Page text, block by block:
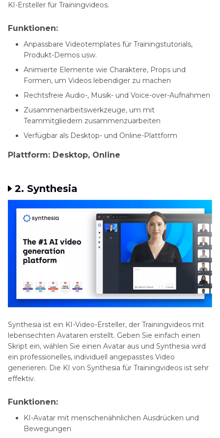
KI-Ersteller für Trainingvideos.
Funktionen:
Anpassbare Videotemplates für Trainingstutorials,
Produkt-Demos usw.
Animierte Elemente wie Charaktere, Props und
Formen, um Videos lebendiger zu machen
Rechtsfreie Audio-, Musik- und Voice-over-Aufnahmen
Zusammenarbeitswerkzeuge, um mit
Teammitgliedern zusammenzuarbeiten
Verfügbar als Desktop- und Online-Plattform
Plattform: Desktop, Online
2. Synthesia
Synthesia ist ein KI-Video-Ersteller, der Trainingvideos mit
lebensechten Avataren erstellt. Geben Sie einfach einen
Skript ein, wählen Sie einen Avatar aus und Synthesia wird
ein professionelles, individuell angepasstes Video
generieren. Die KI von Synthesia für Trainingvideos ist sehr
effektiv.
Funktionen:
KI-Avatar mit menschenähnlichen Ausdrücken und
Bewegungen